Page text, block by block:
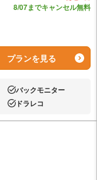
8/07までキャンセル無料
プランを見る
あり:バックモニター
あり:ドラレコ